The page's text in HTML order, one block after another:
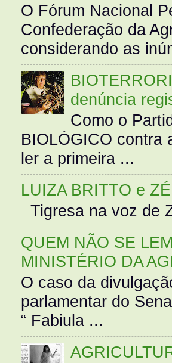
O Fórum Nacional
Confederação da
considerando as
denúncia
Como o
BIOLÓGICO contra
ler a primeira ...
LUIZA BRITTO e
Tigresa na voz de
QUEM NÃO SE
MINISTÉRIO DA
O caso da
parlamentar do
“ Fabiula ...